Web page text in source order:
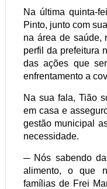
Na última quinta-
Pinto, junto com
na área de saúde,
perfil da prefeitura
das ações que
enfrentamento a
Na sua fala, Tião
em casa e
gestão municipal
necessidade.
─ Nós sabendo
alimento, o que
famílias de Frei